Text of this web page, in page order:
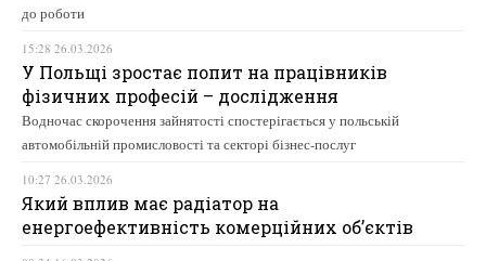
до роботи
15:28 26.03.2026
У Польщі зростає попит на працівників
фізичних професій – дослідження
Водночас скорочення зайнятості спостерігається у польській
автомобільній промисловості та секторі бізнес-послуг
10:27 26.03.2026
Який вплив має радіатор на
енергоефективність комерційних об’єктів